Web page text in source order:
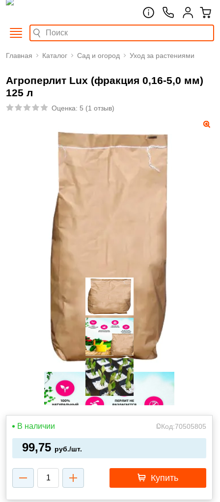
Главная Каталог Сад и огород Уход за растениями
Агроперлит Lux (фракция 0,16-5,0 мм)
125 л
Оценка: 5 (1 отзыв)
В наличии Код:70505805
99,75 руб./шт.
Купить